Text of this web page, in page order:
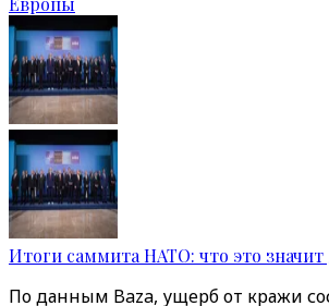
Итоги саммита НАТО: что это
По данным Baza, ущерб от кражи